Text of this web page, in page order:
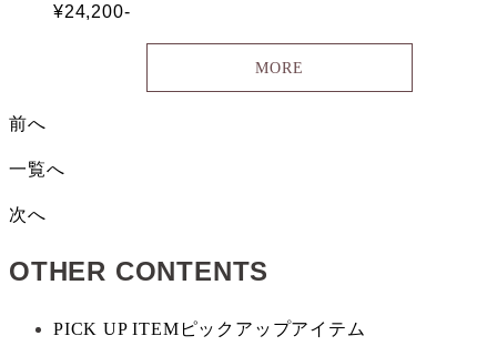
¥24,200-
MORE
前へ
一覧へ
次へ
OTHER CONTENTS
PICK UP ITEM ピックアップアイテム